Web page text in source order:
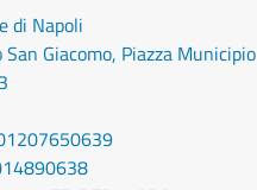
di Napoli
San Giacomo, Piazza Municipio